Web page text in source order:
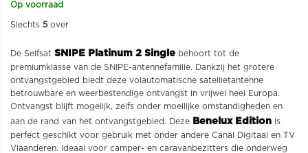
Op voorraad
Slechts 5 over
De Selfsat SNIPE Platinum 2 Single behoort tot de
premiumklasse van de SNIPE-antennefamilie. Dankzij het grotere
ontvangstgebied biedt deze volautomatische satellietantenne
betrouwbare en weerbestendige ontvangst in vrijwel heel Europa.
Ontvangst blijft mogelijk, zelfs onder moeilijke omstandigheden en
aan de rand van het ontvangstgebied. Deze
Benelux Edition is
perfect geschikt voor gebruik met onder andere Canal Digitaal en TV
Vlaanderen. Ideaal voor camper- en caravanbezitters die onderweg